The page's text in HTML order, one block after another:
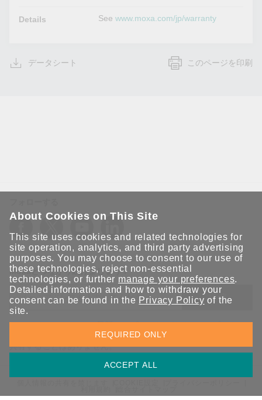
Details Seewww.moxa.com/jp/warranty
データシート このページを印刷
Moxaとつながり続けましょう！
送信
Moxaソリューションの最新アップデートにサインアップしま
す。 Moxaではプライバシーを尊重しており、メールを他の人と
共有することはありません。
About Cookies on This Site
This site uses cookies and related technologies for
site operation, analytics, and third party advertising
purposes. You may choose to consent to our use of
these technologies, reject non-essential
technologies, or further manage your preferences.
Detailed information and how to withdraw your
consent can be found in the Privacy Policy of the
site.
ACCEPT ALL
REQUIRED ONLY